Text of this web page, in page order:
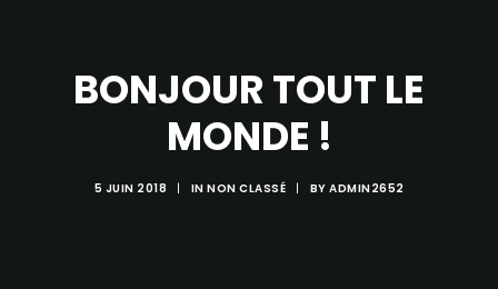
BONJOUR TOUT LE
MONDE !
5 JUIN 2018 | IN NON CLASSÉ | BY ADMIN2652